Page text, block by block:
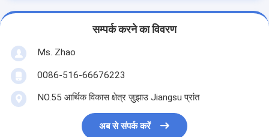
सम्पर्क करने का विवरण
Ms. Zhao
0086-516-66676223
NO.55 आर्थिक विकास क्षेत्र ज़ुझाउ Jiangsu प्रांत
अब से संपर्क करें